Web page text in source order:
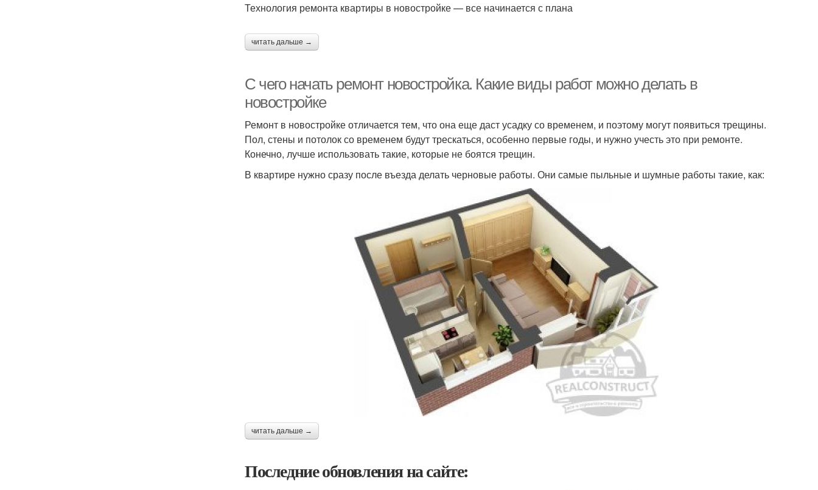
Технология ремонта квартиры в новостройке — все начинается с плана
читать дальше →
С чего начать ремонт новостройка. Какие виды работ можно делать в
новостройке
Ремонт в новостройке отличается тем, что она еще даст усадку со временем, и поэтому могут появиться трещины.
Пол, стены и потолок со временем будут трескаться, особенно первые годы, и нужно учесть это при ремонте.
Конечно, лучше использовать такие, которые не боятся трещин.
В квартире нужно сразу после въезда делать черновые работы. Они самые пыльные и шумные работы такие, как:
читать дальше →
Последние обновления на сайте: